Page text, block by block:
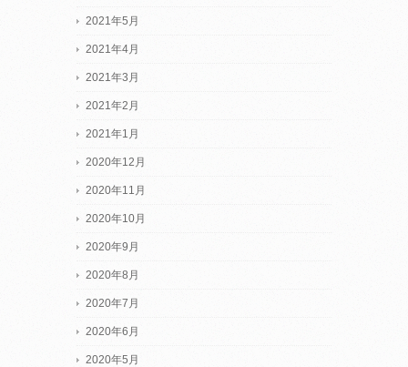
2021年5月
2021年4月
2021年3月
2021年2月
2021年1月
2020年12月
2020年11月
2020年10月
2020年9月
2020年8月
2020年7月
2020年6月
2020年5月